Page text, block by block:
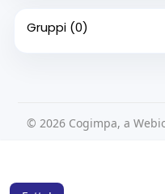
Gruppi (0)
© 2026 Cogimpa, a